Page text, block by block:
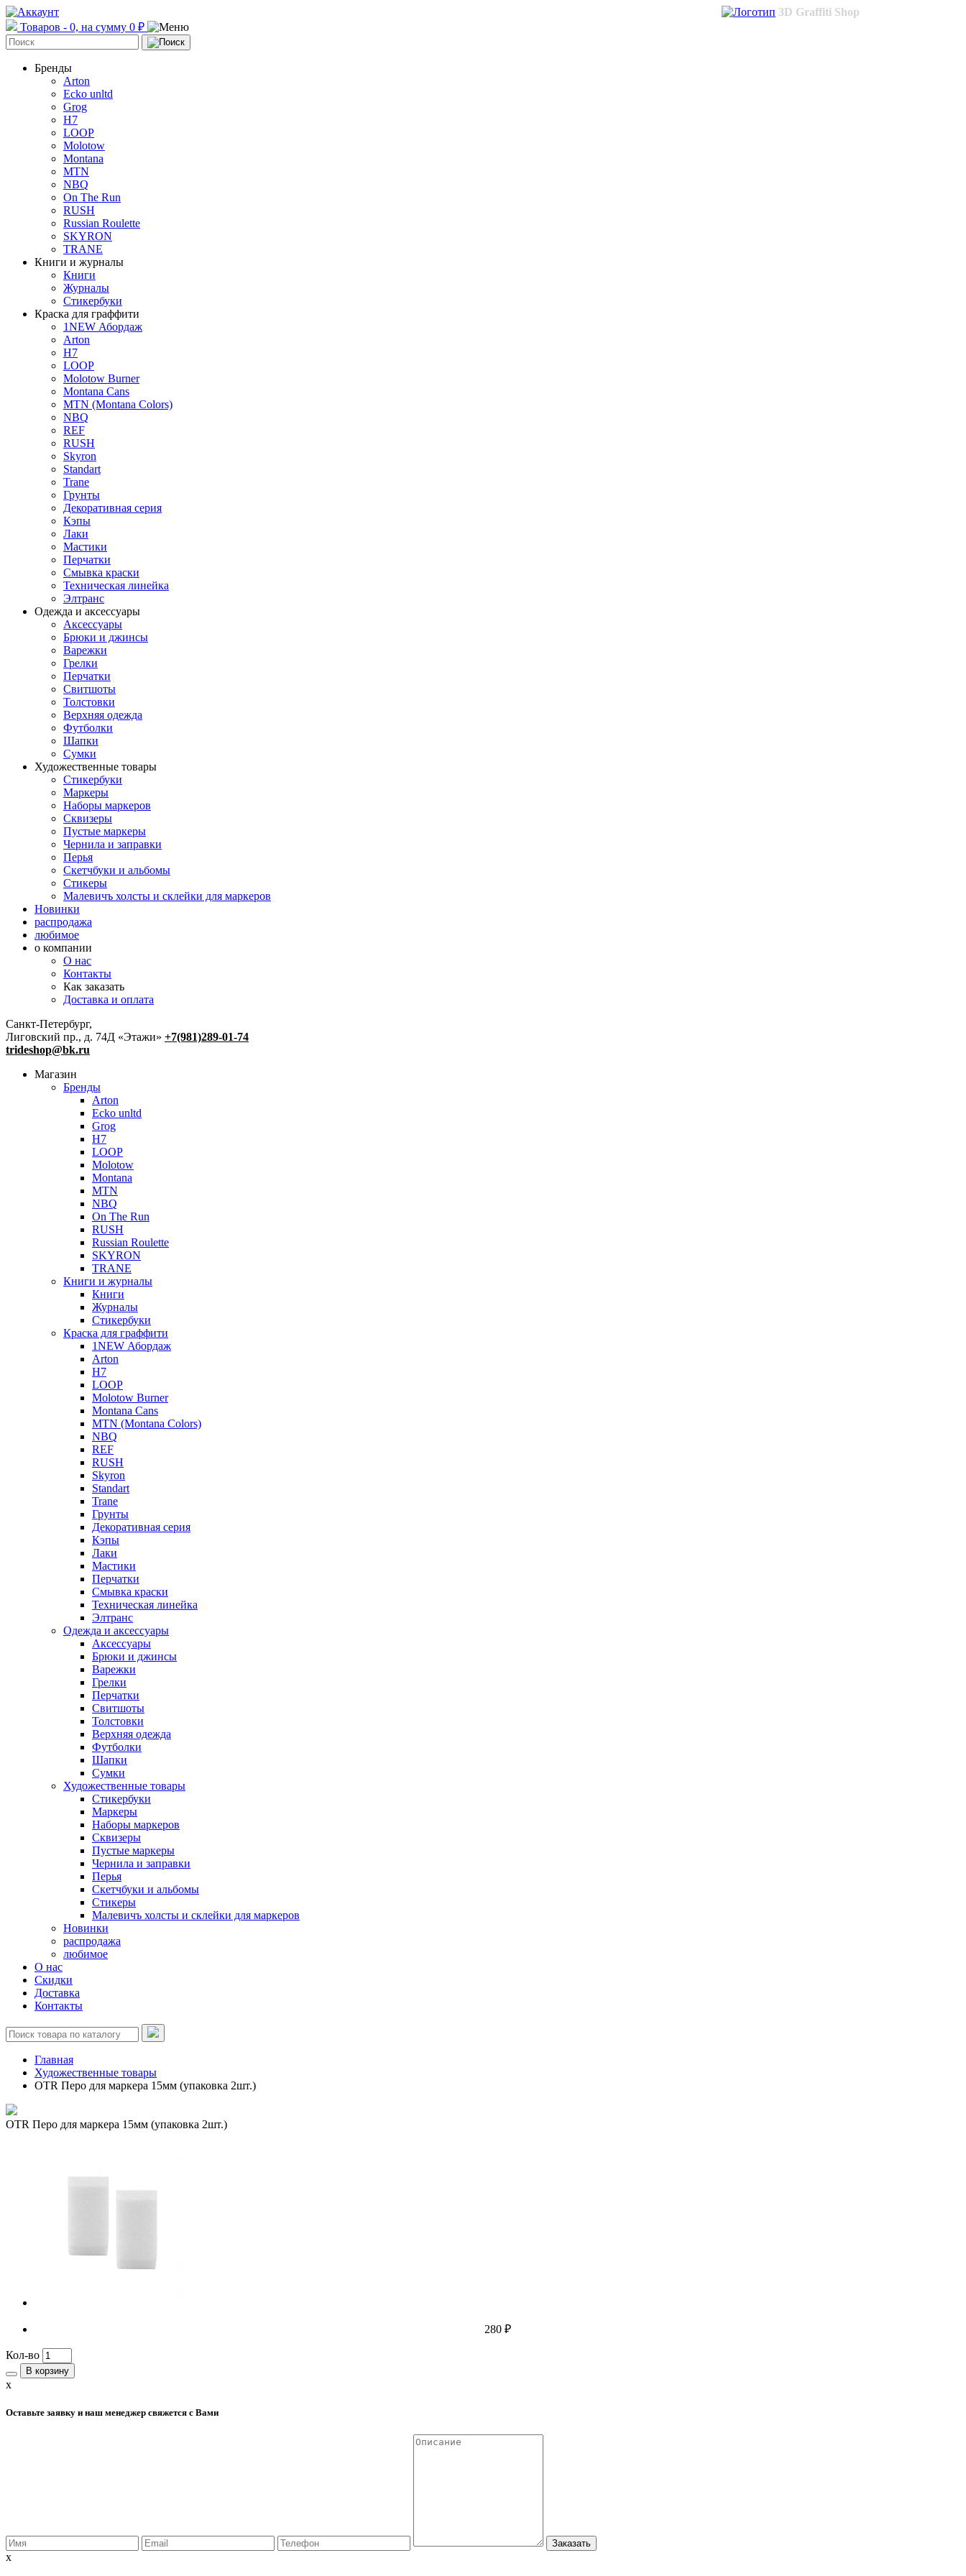
3D Graffiti Shop
Товаров - 0, на сумму 0 ₽
Бренды
Arton
Ecko unltd
Grog
H7
LOOP
Molotow
Montana
MTN
NBQ
On The Run
RUSH
Russian Roulette
SKYRON
TRANE
Книги и журналы
Книги
Журналы
Стикербуки
Краска для граффити
1NEW Абордаж
Arton
H7
LOOP
Molotow Burner
Montana Cans
MTN (Montana Colors)
NBQ
REF
RUSH
Skyron
Standart
Trane
Грунты
Декоративная серия
Кэпы
Лаки
Мастики
Перчатки
Смывка краски
Техническая линейка
Элтранс
Одежда и аксессуары
Аксессуары
Брюки и джинсы
Варежки
Грелки
Перчатки
Свитшоты
Толстовки
Верхняя одежда
Футболки
Шапки
Сумки
Художественные товары
Стикербуки
Маркеры
Наборы маркеров
Сквизеры
Пустые маркеры
Чернила и заправки
Перья
Скетчбуки и альбомы
Стикеры
Малевичъ холсты и склейки для маркеров
Новинки
распродажа
любимое
о компании
О нас
Контакты
Как заказать
Доставка и оплата
Санкт-Петербург,
Лиговский пр., д. 74Д «Этажи» +7(981)289-01-74
trideshop@bk.ru
Магазин
Бренды
Arton
Ecko unltd
Grog
H7
LOOP
Molotow
Montana
MTN
NBQ
On The Run
RUSH
Russian Roulette
SKYRON
TRANE
Книги и журналы
Книги
Журналы
Стикербуки
Краска для граффити
1NEW Абордаж
Arton
H7
LOOP
Molotow Burner
Montana Cans
MTN (Montana Colors)
NBQ
REF
RUSH
Skyron
Standart
Trane
Грунты
Декоративная серия
Кэпы
Лаки
Мастики
Перчатки
Смывка краски
Техническая линейка
Элтранс
Одежда и аксессуары
Аксессуары
Брюки и джинсы
Варежки
Грелки
Перчатки
Свитшоты
Толстовки
Верхняя одежда
Футболки
Шапки
Сумки
Художественные товары
Стикербуки
Маркеры
Наборы маркеров
Сквизеры
Пустые маркеры
Чернила и заправки
Перья
Скетчбуки и альбомы
Стикеры
Малевичъ холсты и склейки для маркеров
Новинки
распродажа
любимое
О нас
Скидки
Доставка
Контакты
Главная
Художественные товары
OTR Перо для маркера 15мм (упаковка 2шт.)
OTR Перо для маркера 15мм (упаковка 2шт.)
280 ₽
Кол-во
В корзину
x
Оставьте заявку и наш менеджер свяжется с Вами
x